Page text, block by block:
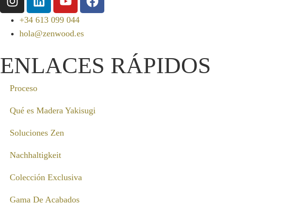
+34 613 099 044
hola@zenwood.es
ENLACES RÁPIDOS
Proceso
Qué es Madera Yakisugi
Soluciones Zen
Nachhaltigkeit
Colección Exclusiva
Gama De Acabados